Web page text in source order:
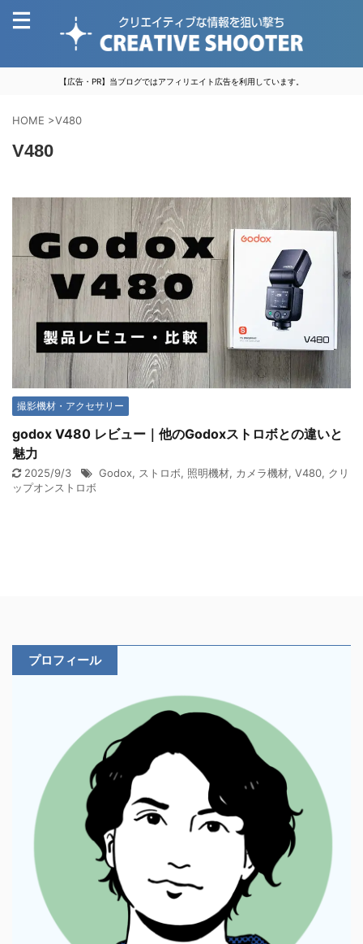
【広告・PR】当ブログではアフィリエイト広告を利用しています。
HOME >V480
V480
撮影機材・アクセサリー
godox V480 レビュー｜他のGodoxストロボとの違いと
魅力
2025/9/3 Godox, ストロボ, 照明機材, カメラ機材, V480, クリ
ップオンストロボ
プロフィール